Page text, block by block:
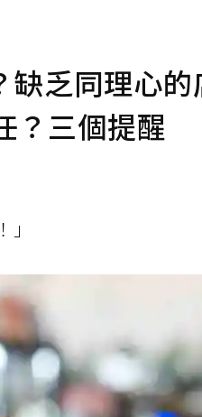
缺乏同理心的
？三個提醒